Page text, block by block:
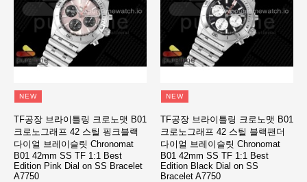
NEW
TF공장 브라이틀링 크로노맷 B01
크로노그래프 42 스틸 핑크블랙
다이얼 브레이슬릿 Chronomat
B01 42mm SS TF 1:1 Best
Edition Pink Dial on SS Bracelet
A7750
NEW
TF공장 브라이틀링 크로노맷 B01
크로노그래프 42 스틸 블랙팬더
다이얼 브레이슬릿 Chronomat
B01 42mm SS TF 1:1 Best
Edition Black Dial on SS
Bracelet A7750